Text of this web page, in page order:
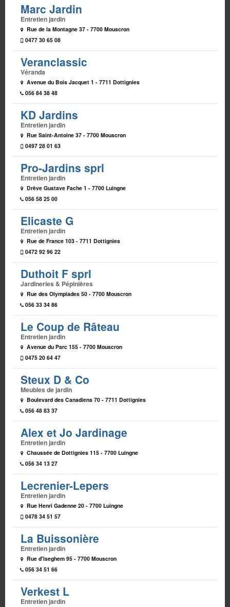
Marc Jardin
Entretien jardin
Rue de la Montagne 37 - 7700 Mouscron
0477 30 65 08
Veranclassic
Véranda
Avenue du Bois Jacquet 1 - 7711 Dottignies
056 84 38 48
KD Jardins
Entretien jardin
Rue Saint-Antoine 37 - 7700 Mouscron
0497 28 01 63
Pro-Jardins sprl
Entretien jardin
Drève Gustave Fache 1 - 7700 Luingne
056 58 25 00
Elicaste G
Entretien jardin
Rue de France 103 - 7711 Dottignies
0472 92 96 22
Duthoit F sprl
Jardineries & Pépinières
Rue des Olympiades 50 - 7700 Mouscron
056 33 34 86
Le Coup de Râteau
Entretien jardin
Avenue du Parc 155 - 7700 Mouscron
0475 20 64 47
Steux D & Co
Meubles de jardin
Boulevard des Canadiens 70 - 7711 Dottignies
056 48 83 37
Alex et Jo Jardinage
Entretien jardin
Chaussée de Dottignies 115 - 7700 Luingne
056 34 13 27
Lecrenier-Lepers
Entretien jardin
Rue Henri Gadenne 20 - 7700 Luingne
0478 34 51 57
La Buissonière
Entretien jardin
Rue d'Iseghem 95 - 7700 Mouscron
056 34 51 66
Verkest L
Entretien jardin